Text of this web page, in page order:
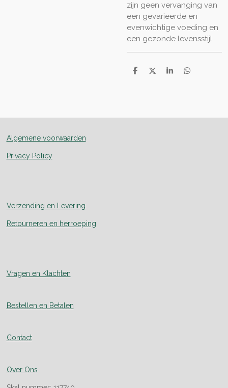
zijn geen vervanging van
een gevarieerde en
evenwichtige voeding en
een gezonde levensstijl
D
D
S
D
Algemene voorwaarden
Privacy Policy
Verzending en Levering
Retourneren en herroeping
Vragen en Klachten
Bestellen en Betalen
Contact
Over Ons